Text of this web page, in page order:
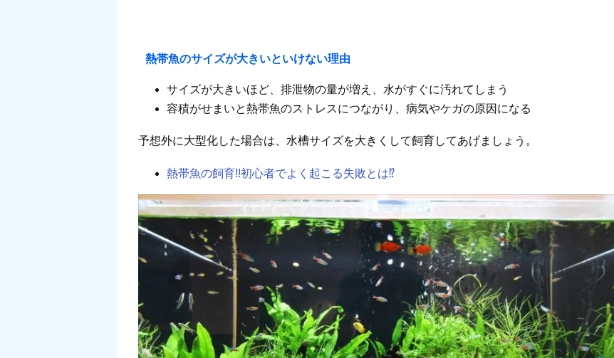
熱帯魚のサイズが大きいといけない理由
サイズが大きいほど、排泄物の量が増え、水がすぐに汚れてしまう
容積がせまいと熱帯魚のストレスにつながり、病気やケガの原因になる
予想外に大型化した場合は、水槽サイズを大きくして飼育してあげましょう。
熱帯魚の飼育!!初心者でよく起こる失敗とは⁉︎